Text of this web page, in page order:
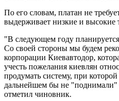
По его словам, платан не
выдерживает низкие и высокие
"В следующем году
Со своей стороны мы будем
корпорации Киевавтодор,
учесть пожелания киевлян
продумать систему, при
дальнейшем бы не
отметил чиновник.